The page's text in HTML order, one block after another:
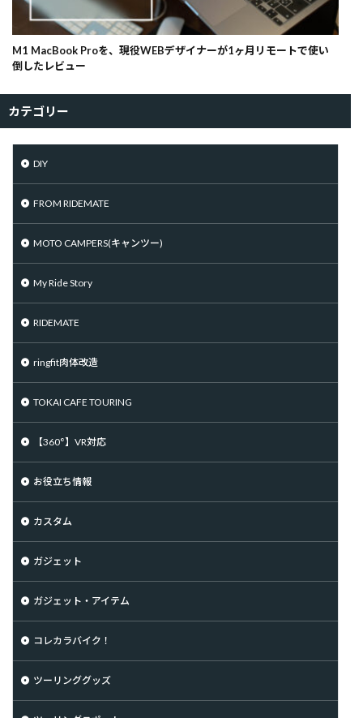
M1 MacBook Proを、現役WEBデザイナーが1ヶ月リモートで使い
倒したレビュー
カテゴリー
DIY
FROM RIDEMATE
MOTO CAMPERS(キャンツー)
My Ride Story
RIDEMATE
ringfit肉体改造
TOKAI CAFE TOURING
【360°】VR対応
お役立ち情報
カスタム
ガジェット
ガジェット・アイテム
コレカラバイク！
ツーリンググッズ